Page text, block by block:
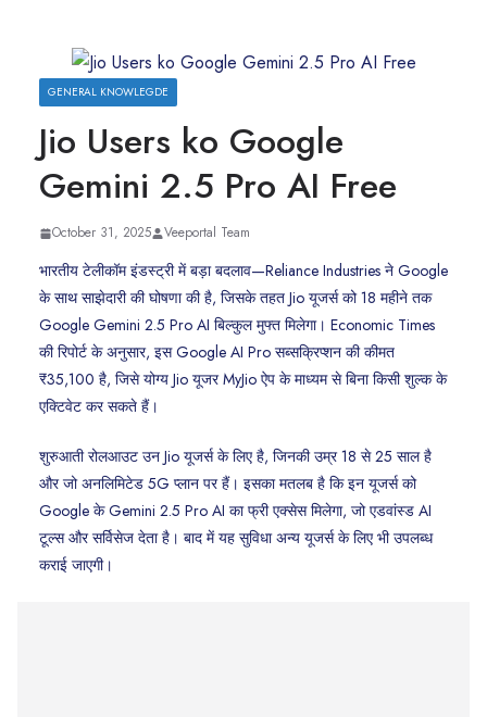
GENERAL KNOWLEGDE
Jio Users ko Google
Gemini 2.5 Pro AI Free
October 31, 2025 Veeportal Team
भारतीय टेलीकॉम इंडस्ट्री में बड़ा बदलाव—Reliance Industries ने Google
के साथ साझेदारी की घोषणा की है, जिसके तहत Jio यूजर्स को 18 महीने तक
Google Gemini 2.5 Pro AI बिल्कुल मुफ्त मिलेगा। Economic Times
की रिपोर्ट के अनुसार, इस Google AI Pro सब्सक्रिप्शन की कीमत
₹35,100 है, जिसे योग्य Jio यूजर MyJio ऐप के माध्यम से बिना किसी शुल्क के
एक्टिवेट कर सकते हैं।
शुरुआती रोलआउट उन Jio यूजर्स के लिए है, जिनकी उम्र 18 से 25 साल है
और जो अनलिमिटेड 5G प्लान पर हैं। इसका मतलब है कि इन यूजर्स को
Google के Gemini 2.5 Pro AI का फ्री एक्सेस मिलेगा, जो एडवांस्ड AI
टूल्स और सर्विसेज देता है। बाद में यह सुविधा अन्य यूजर्स के लिए भी उपलब्‍ध
कराई जाएगी।